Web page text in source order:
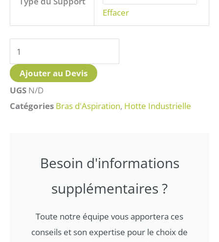
Effacer
Fixation
Bras
d'Aspiration
Ajouter au Devis
UGS N/D
Catégories Bras d'Aspiration, Hotte Industrielle
Besoin d'informations
supplémentaires ?
Toute notre équipe vous apportera ces
conseils et son expertise pour le choix de